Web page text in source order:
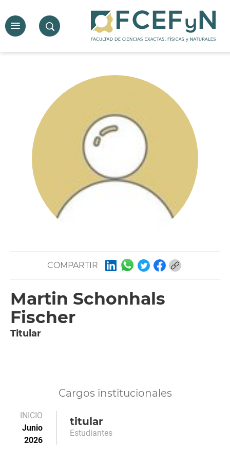
COMPARTIR
Martin Schonhals
Fischer
Titular
Cargos institucionales
INICIO
Junio
2026
titular
Estudiantes